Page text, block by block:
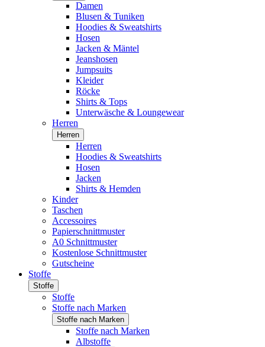
Damen
Blusen & Tuniken
Hoodies & Sweatshirts
Hosen
Jacken & Mäntel
Jeanshosen
Jumpsuits
Kleider
Röcke
Shirts & Tops
Unterwäsche & Loungewear
Herren
Herren
Herren
Hoodies & Sweatshirts
Hosen
Jacken
Shirts & Hemden
Kinder
Taschen
Accessoires
Papierschnittmuster
A0 Schnittmuster
Kostenlose Schnittmuster
Gutscheine
Stoffe
Stoffe
Stoffe
Stoffe nach Marken
Stoffe nach Marken
Stoffe nach Marken
Albstoffe